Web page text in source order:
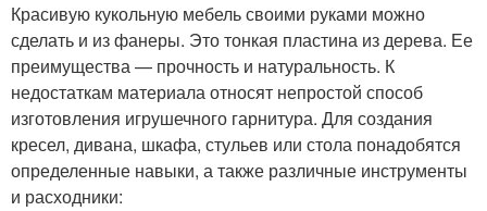
Красивую кукольную мебель своими руками можно
сделать и из фанеры. Это тонкая пластина из дерева. Ее
преимущества — прочность и натуральность. К
недостаткам материала относят непростой способ
изготовления игрушечного гарнитура. Для создания
кресел, дивана, шкафа, стульев или стола понадобятся
определенные навыки, а также различные инструменты
и расходники: